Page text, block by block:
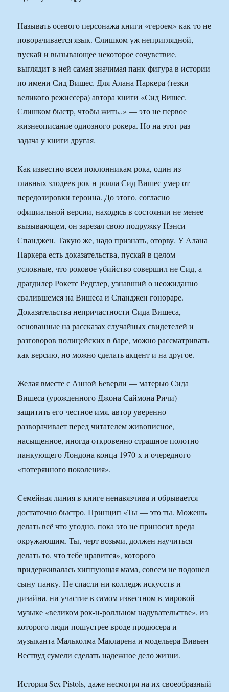
Называть осевого персонажа книги «героем» как-то не
поворачивается язык. Слишком уж неприглядной,
пускай и вызывающее некоторое сочувствие,
выглядит в ней самая значимая панк-фигура в истории
по имени Сид Вишес. Для Алана Паркера (тезки
великого режиссера) автора книги «Сид Вишес.
Слишком быстр, чтобы жить..» — это не первое
жизнеописание одиозного рокера. Но на этот раз
задача у книги другая.
Как известно всем поклонникам рока, один из
главных злодеев рок-н-ролла Сид Вишес умер от
передозировки героина. До этого, согласно
официальной версии, находясь в состоянии не менее
вызывающем, он зарезал свою подружку Нэнси
Спанджен. Такую же, надо признать, оторву. У Алана
Паркера есть доказательства, пускай в целом
условные, что роковое убийство совершил не Сид, а
драгдилер Рокетс Редглер, узнавший о неожиданно
свалившемся на Вишеса и Спанджен гонораре.
Доказательства непричастности Сида Вишеса,
основанные на рассказах случайных свидетелей и
разговоров полицейских в баре, можно рассматривать
как версию, но можно сделать акцент и на другое.
Желая вместе с Анной Беверли — матерью Сида
Вишеса (урожденного Джона Саймона Ричи)
защитить его честное имя, автор уверенно
разворачивает перед читателем живописное,
насыщенное, иногда откровенно страшное полотно
панкующего Лондона конца 1970-х и очередного
«потерянного поколения».
Cемейная линия в книге ненавязчива и обрывается
достаточно быстро. Принцип «Ты — это ты. Можешь
делать всё что угодно, пока это не приносит вреда
окружающим. Ты, черт возьми, должен научиться
делать то, что тебе нравится», которого
придерживалась хиппующая мама, совсем не подошел
сыну-панку. Не спасли ни колледж искусств и
дизайна, ни участие в самом известном в мировой
музыке «великом рок-н-ролльном надувательстве», из
которого люди пошустрее вроде продюсера и
музыканта Мальколма Макларена и модельера Вивьен
Вествуд сумели сделать надежное дело жизни.
История Sex Pistols, даже несмотря на их своеобразный